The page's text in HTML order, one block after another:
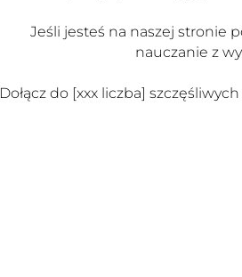
Jeśli jesteś na naszej stronie
nauczanie z
Dołącz do [xxx liczba]